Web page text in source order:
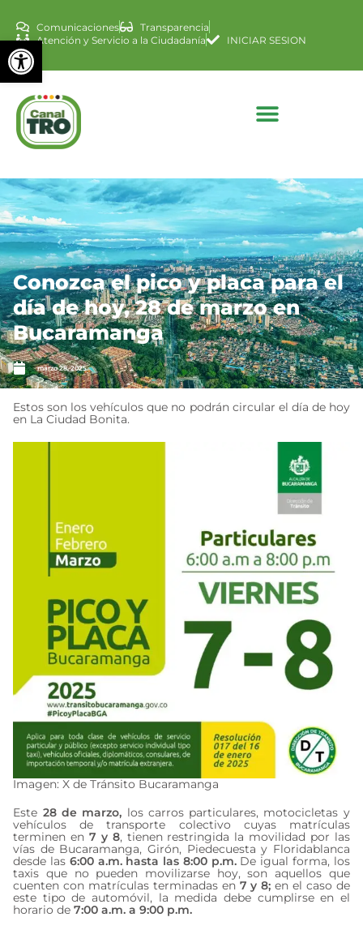
Abrir barra de
Comunicaciones
Transparencia
Atención y Servicio a la Ciudadanía
INICIAR SESION
Conozca el pico y placa para el
día de hoy, 28 de marzo en
Bucaramanga
marzo 28, 2025
Estos son los vehículos que no podrán circular el día de hoy
en La Ciudad Bonita.
Imagen: X de Tránsito Bucaramanga
Este 28 de marzo, los carros particulares, motocicletas y
vehículos de transporte colectivo cuyas matrículas
terminen en 7 y 8, tienen restringida la movilidad por las
vías de Bucaramanga, Girón, Piedecuesta y Floridablanca
desde las 6:00 a.m. hasta las 8:00 p.m.De igual forma, los
taxis que no pueden movilizarse hoy, son aquellos que
cuenten con matrículas terminadas en 7 y 8;en el caso de
este tipo de automóvil, la medida debe cumplirse en el
horario de7:00 a.m. a 9:00 p.m.